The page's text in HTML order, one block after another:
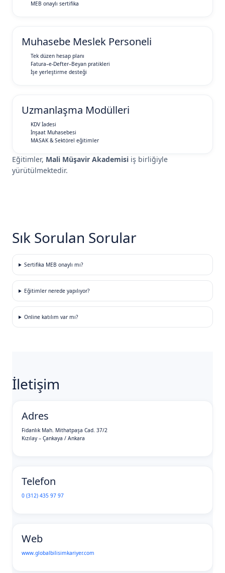
MEB onaylı sertifika
Muhasebe Meslek Personeli
Tek düzen hesap planı
Fatura–e-Defter–Beyan pratikleri
İşe yerleştirme desteği
Uzmanlaşma Modülleri
KDV İadesi
İnşaat Muhasebesi
MASAK & Sektörel eğitimler
Eğitimler, Mali Müşavir Akademisi iş birliğiyle
yürütülmektedir.
Sık Sorulan Sorular
Sertifika MEB onaylı mı?
Eğitimler nerede yapılıyor?
Online katılım var mı?
İletişim
Adres
Fidanlık Mah. Mithatpaşa Cad. 37/2
Kızılay – Çankaya / Ankara
Telefon
0 (312) 435 97 97
Web
www.globalbilisimkariyer.com